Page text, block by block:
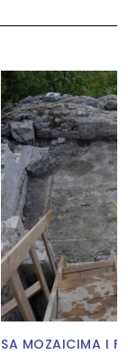
SA MOZAICIMA I